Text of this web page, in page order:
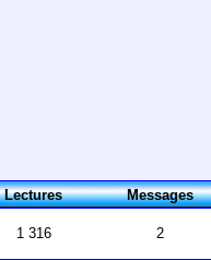
Lectures Messages
1 316 2